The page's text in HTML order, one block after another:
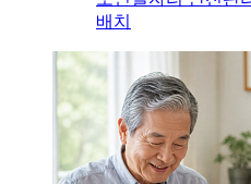
배치